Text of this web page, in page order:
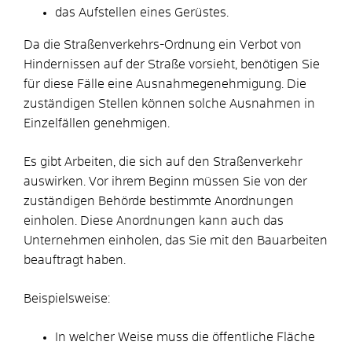
das Aufstellen eines Gerüstes.
Da die Straßenverkehrs-Ordnung ein Verbot von
Hindernissen auf der Straße vorsieht, benötigen Sie
für diese Fälle eine Ausnahmegenehmigung. Die
zuständigen Stellen können solche Ausnahmen in
Einzelfällen genehmigen.
Es gibt Arbeiten, die sich auf den Straßenverkehr
auswirken. Vor ihrem Beginn müssen Sie von der
zuständigen Behörde bestimmte Anordnungen
einholen. Diese Anordnungen kann auch das
Unternehmen einholen, das Sie mit den Bauarbeiten
beauftragt haben.
Beispielsweise:
In welcher Weise muss die öffentliche Fläche